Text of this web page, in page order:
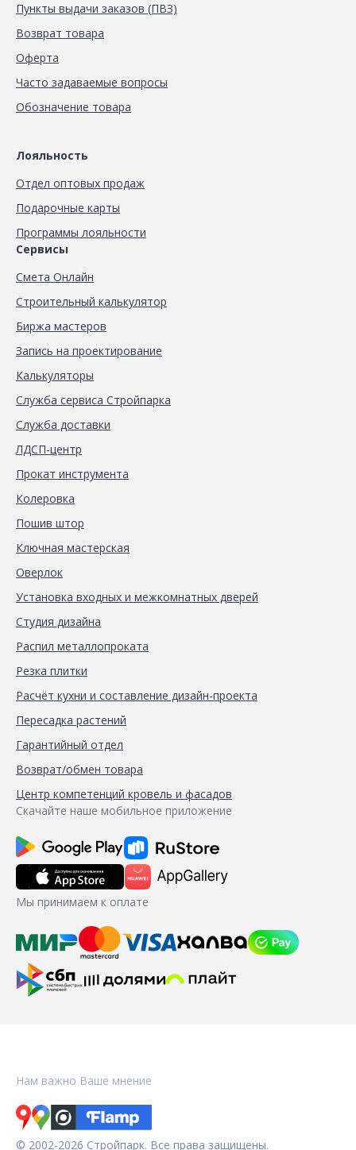
Пункты выдачи заказов (ПВЗ)
Возврат товара
Оферта
Часто задаваемые вопросы
Обозначение товара
Лояльность
Отдел оптовых продаж
Подарочные карты
Программы лояльности
Сервисы
Смета Онлайн
Строительный калькулятор
Биржа мастеров
Запись на проектирование
Калькуляторы
Служба сервиса Стройпарка
Служба доставки
ЛДСП-центр
Прокат инструмента
Колеровка
Пошив штор
Ключная мастерская
Оверлок
Установка входных и межкомнатных дверей
Студия дизайна
Распил металлопроката
Резка плитки
Расчёт кухни и составление дизайн-проекта
Пересадка растений
Гарантийный отдел
Возврат/обмен товара
Центр компетенций кровель и фасадов
Скачайте наше мобильное приложение
Мы принимаем к оплате
Нам важно Ваше мнение
© 2002-2026 Стройпарк. Все права защищены.